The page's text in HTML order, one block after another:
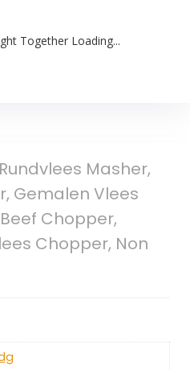
Together Loading...
Rundvlees Masher,
Gemalen Vlees
Chopper,
Chopper, Non